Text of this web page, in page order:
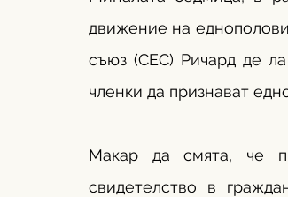
движение на
съюз (СЕС) Ричард де
членки да признават
Макар да смята, че
свидетелство в